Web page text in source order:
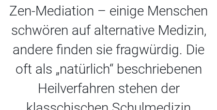
Zen-Mediation – einige Menschen
schwören auf alternative Medizin,
andere finden sie fragwürdig. Die
oft als „natürlich“ beschriebenen
Heilverfahren stehen der